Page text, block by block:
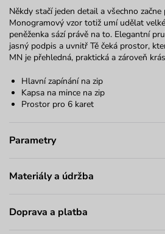
Někdy stačí jeden detail a všechno
Monogramový vzor totiž umí udělat
peněženka sází právě na to. Elegantní
jasný podpis a uvnitř Tě čeká prostor,
MN je přehledná, praktická a zároveň
Hlavní zapínání na zip
Kapsa na mince na zip
Prostor pro 6 karet
Parametry
Materiály a údržba
Doprava a platba